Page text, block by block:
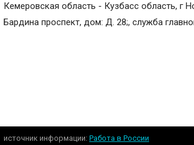
Кемеровская область - Кузбасс область, г
Бардина проспект, дом: Д. 28;, служба
источник информации Работа в России